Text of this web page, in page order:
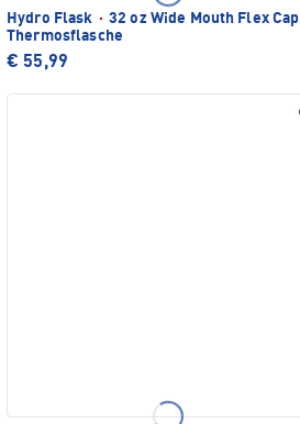
Hydro Flask · 32 oz Wide Mouth Flex Cap
Thermosflasche
€ 55,99